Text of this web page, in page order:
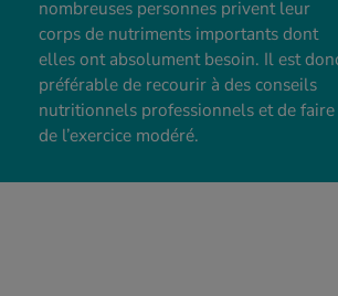
nombreuses personnes privent leur
corps de nutriments importants dont
elles ont absolument besoin. Il est
préférable de recourir à des conseils
nutritionnels professionnels et de faire
de l’exercice modéré.